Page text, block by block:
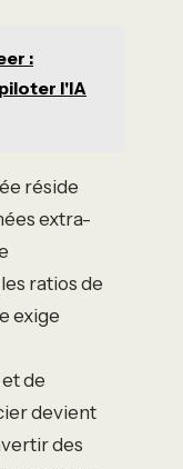
:
l'IA
réside
extra-
ratios de
exige
de
devient
des